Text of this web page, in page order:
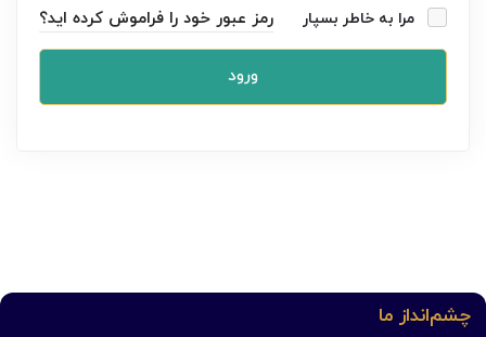
مرا به خاطر بسپار رمز عبور خود را فراموش کرده اید؟
ورود
چشم‌انداز ما